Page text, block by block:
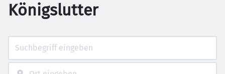
Königslutter